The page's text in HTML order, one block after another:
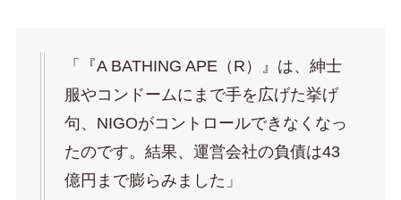
「『A BATHING APE（R）』は、紳士
服やコンドームにまで手を広げた挙げ
句、NIGOがコントロールできなくなっ
たのです。結果、運営会社の負債は43
億円まで膨らみました」